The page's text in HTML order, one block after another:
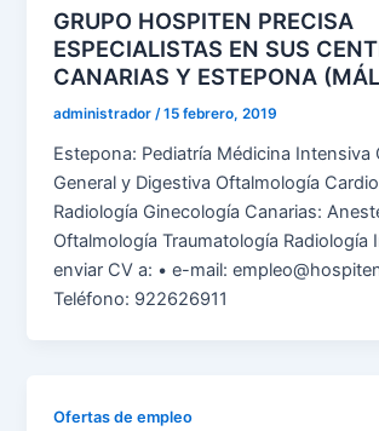
GRUPO HOSPITEN PRECISA
ESPECIALISTAS EN SUS
CANARIAS Y ESTEPONA
administrador/15 febrero, 2019
Estepona: Pediatría Médicina Intensiva
General y Digestiva Oftalmología
Radiología Ginecología Canarias:
Oftalmología Traumatología Radiología
enviar CV a: • e-mail:
Teléfono: 922626911
Ofertas de empleo